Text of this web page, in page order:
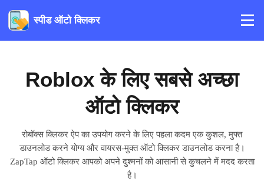
स्पीड ऑटो क्लिकर
Roblox के लिए सबसे अच्छा
ऑटो क्लिकर
रोबॉक्स क्लिकर ऐप का उपयोग करने के लिए पहला कदम एक कुशल, मुफ्त
डाउनलोड करने योग्य और वायरस-मुक्त ऑटो क्लिकर डाउनलोड करना है।
ZapTap ऑटो क्लिकर आपको अपने दुश्मनों को आसानी से कुचलने में मदद करता
है।